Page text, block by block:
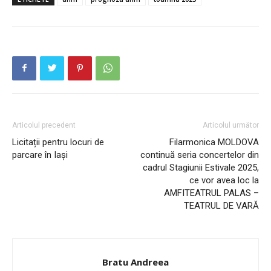
INFO IAȘI
Articolul precedent
Licitații pentru locuri de
parcare în Iași
Articolul următor
Filarmonica MOLDOVA
continuă seria concertelor din
cadrul Stagiunii Estivale 2025,
ce vor avea loc la
AMFITEATRUL PALAS –
TEATRUL DE VARĂ
Bratu Andreea